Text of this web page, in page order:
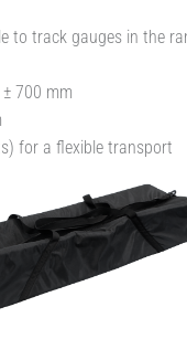
to track gauges in the
700 mm
for a flexible transport